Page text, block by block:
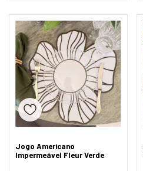
Jogo Americano
Impermeável Fleur Verde